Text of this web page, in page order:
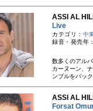
ASSI AL
Live
カテゴリ： 中
録音・発売年
数多くのアル
カーヌーン、
ンブルをバッ
ASSI AL
Forsat